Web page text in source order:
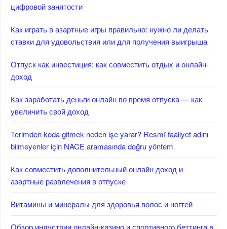
цифровой занятости
Как играть в азартные игры правильно: нужно ли делать
ставки для удовольствия или для получения выигрыша
Отпуск как инвестиция: как совместить отдых и онлайн-
доход
Как заработать деньги онлайн во время отпуска — как
увеличить свой доход
Terimden koda gitmek neden işe yarar? Resmî faaliyet adını
bilmeyenler için NACE aramasında doğru yöntem
Как совместить дополнительный онлайн доход и
азартные развлечения в отпуске
Витамины и минералы для здоровья волос и ногтей
Обзор индустрии онлайн-казино и спортивного беттинга в